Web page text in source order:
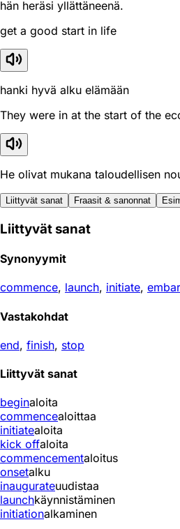
hän heräsi yllättäneenä.
get a good start in life
hanki hyvä alku elämään
They were in at the start of the
He olivat mukana taloudellisen
Liittyvät sanat Fraasit & sanonnat
Liittyvät sanat
Synonyymit
commence, launch, initiate,
Vastakohdat
end, finish, stop
Liittyvät sanat
beginaloita
commencealoittaa
initiatealoita
kick offaloita
commencementaloitus
onsetalku
inaugurateuudistaa
launchkäynnistäminen
initiationalkaminen